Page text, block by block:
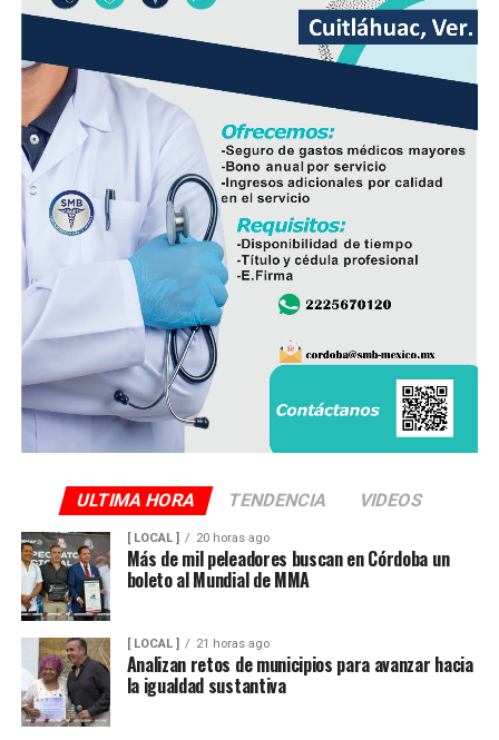
producto nacional, al asegurar que ofrece mayor
frescura y calidad, además de respaldar la economía de
miles de familias dedicadas a la actividad avícola.
Finalmente, destacó que entre Veracruz y Puebla
operan ocho empresas productoras con más de 350
granjas avícolas, las cuales representan una importante
fuente de empleo y desarrollo económico para
comunidades rurales de ambas entidades.
ULTIMA HORA TENDENCIA VIDEOS
[ LOCAL ] 20 horas ago
Más de mil peleadores buscan en Córdoba un
boleto al Mundial de MMA
[ LOCAL ] 21 horas ago
Analizan retos de municipios para avanzar hacia
la igualdad sustantiva